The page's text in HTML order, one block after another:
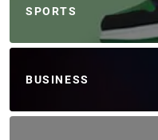
SPORTS
BUSINESS